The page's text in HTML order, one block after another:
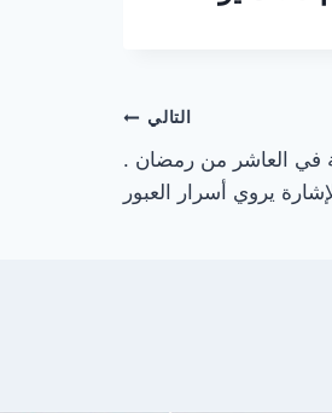
التالي
في العاشر من رمضان .
يروي أسرار العبور